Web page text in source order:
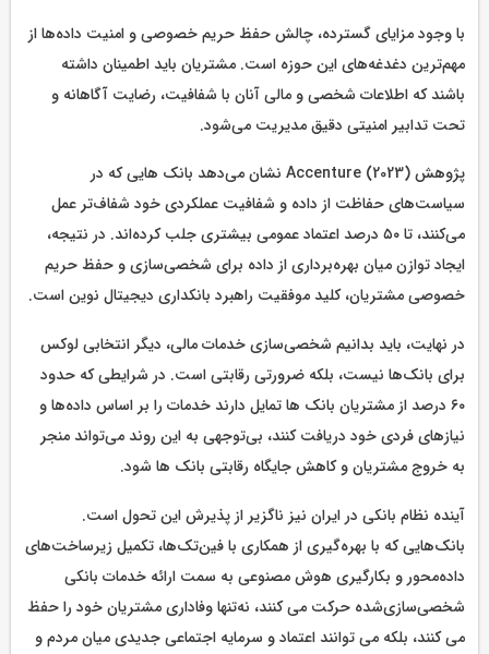
با وجود مزایای گسترده، چالش حفظ حریم خصوصی و امنیت داده‌ها از
مهم‌ترین دغدغه‌های این حوزه است. مشتریان باید اطمینان داشته
باشند که اطلاعات شخصی و مالی آنان با شفافیت، رضایت آگاهانه و
تحت تدابیر امنیتی دقیق مدیریت می‌شود.
پژوهش Accenture (2023) نشان می‌دهد بانک‌ هایی که در
سیاست‌های حفاظت از داده و شفافیت عملکردی خود شفاف‌تر عمل
می‌کنند، تا ۵۰ درصد اعتماد عمومی بیشتری جلب کرده‌اند. در نتیجه،
ایجاد توازن میان بهره‌برداری از داده برای شخصی‌سازی و حفظ حریم
خصوصی مشتریان، کلید موفقیت راهبرد بانکداری دیجیتال نوین است.
در نهایت، باید بدانیم شخصی‌سازی خدمات مالی، دیگر انتخابی لوکس
برای بانک‌ها نیست، بلکه ضرورتی رقابتی است. در شرایطی که حدود
۶۰ درصد از مشتریان بانک ها تمایل دارند خدمات را بر اساس داده‌ها و
نیازهای فردی خود دریافت کنند، بی‌توجهی به این روند می‌تواند منجر
به خروج مشتریان و کاهش جایگاه رقابتی بانک ها شود.
آینده نظام بانکی در ایران نیز ناگزیر از پذیرش این تحول است.
بانک‌هایی که با بهره‌گیری از همکاری با فین‌تک‌ها، تکمیل زیرساخت‌های
داده‌محور و بکارگیری هوش مصنوعی به سمت ارائه خدمات بانکی
شخصی‌سازی‌شده حرکت می کنند، نه‌تنها وفاداری مشتریان خود را حفظ
می کنند، بلکه می توانند اعتماد و سرمایه اجتماعی جدیدی میان مردم و